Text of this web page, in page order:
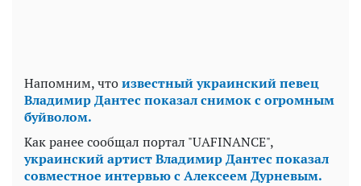
Напомним, чтоизвестный украинский певец
Владимир Дантес показал снимок с огромным
буйволом.
Как ранее сообщал портал "UAFINANCE",
украинский артист Владимир Дантес показал
совместное интервью с Алексеем Дурневым.